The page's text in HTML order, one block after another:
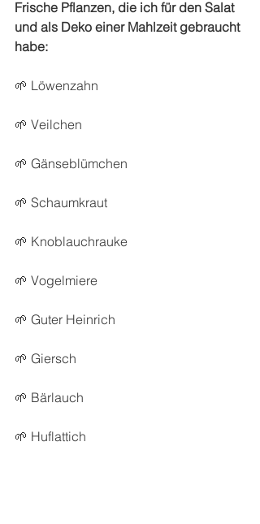
Frische Pflanzen, die ich für den Salat
und als Deko einer Mahlzeit gebraucht
habe:
🌱 Löwenzahn
🌱 Veilchen
🌱 Gänseblümchen
🌱 Schaumkraut
🌱 Knoblauchrauke
🌱 Vogelmiere
🌱 Guter Heinrich
🌱 Giersch
🌱 Bärlauch
🌱 Huflattich